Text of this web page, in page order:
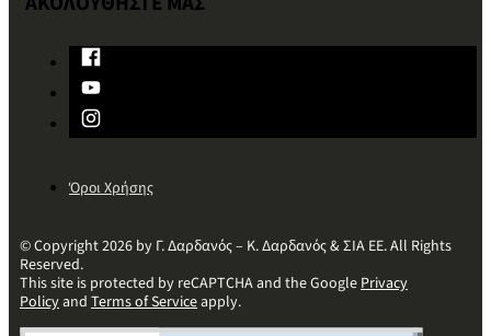
Όροι Χρήσης
© Copyright 2026 by Γ. Δαρδανός – Κ. Δαρδανός & ΣΙΑ ΕΕ. All Rights
Reserved.
This site is protected by reCAPTCHA and the GooglePrivacy
Policyand Terms of Serviceapply.